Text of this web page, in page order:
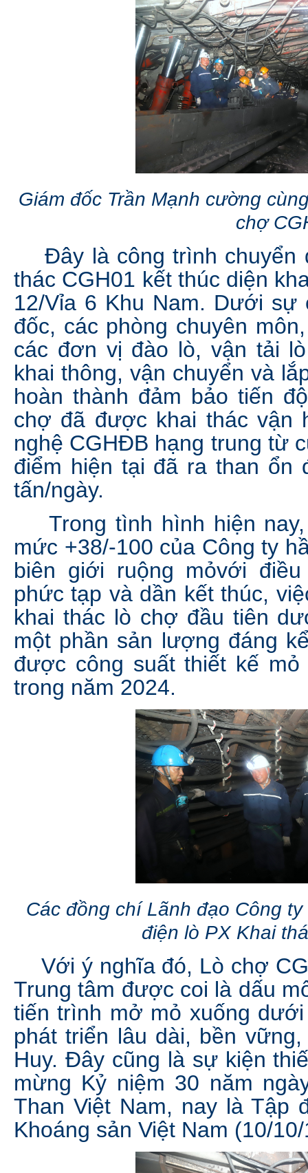
Giám đốc Trần Mạnh cường
chợ
Đây là công trình chuyển
thác CGH01 kết thúc diện
12/Vỉa 6 Khu Nam. Dưới sự
đốc, các phòng chuyên
các đơn vị đào lò, vận tải
khai thông, vận chuyển và
hoàn thành đảm bảo tiến
chợ đã được khai thác vận
nghệ CGHĐB hạng trung từ
điểm hiện tại đã ra than ổn
tấn/ngày.
Trong tình hình hiện nay,
mức +38/-100 của Công ty
biên giới ruộng mỏvới
phức tạp và dần kết thúc,
khai thác lò chợ đầu tiên
một phần sản lượng đáng
được công suất thiết kế
trong năm 2024.
Các đồng chí Lãnh đạo Công
điện lò PX Khai
Với ý nghĩa đó, Lò chợ
Trung tâm được coi là dấu
tiến trình mở mỏ xuống
phát triển lâu dài, bền
Huy. Đây cũng là sự kiện
mừng Kỷ niệm 30 năm
Than Việt Nam, nay là Tập
Khoáng sản Việt Nam (10/